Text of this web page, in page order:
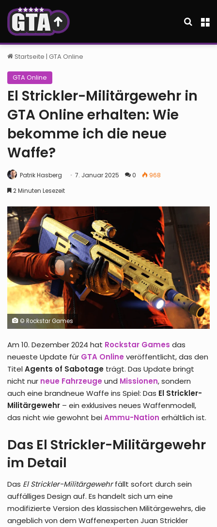
Startseite | GTA Online
GTA Online
El Strickler-Militärgewehr in
GTA Online erhalten: Wie
bekomme ich die neue
Waffe?
Patrik Hasberg 7. Januar 2025 0
968
2 Minuten Lesezeit
© Rockstar Games
Am 10. Dezember 2024 hat Rockstar Games das
neueste Update für GTA Online veröffentlicht, das den
TitelAgents of Sabotage trägt. Das Update bringt
nicht nur neue Fahrzeuge und Missionen, sondern
auch eine brandneue Waffe ins Spiel: Das El Strickler-
Militärgewehr – ein exklusives neues Waffenmodell,
das nicht wie gewohnt beiAmmu-Nation erhältlich ist.
Das El Strickler-Militärgewehr
im Detail
Das El Strickler-Militärgewehrfällt sofort durch sein
auffälliges Design auf. Es handelt sich um eine
modifizierte Version des klassischen Militärgewehrs, die
angeblich von dem Waffenexperten Juan Strickler